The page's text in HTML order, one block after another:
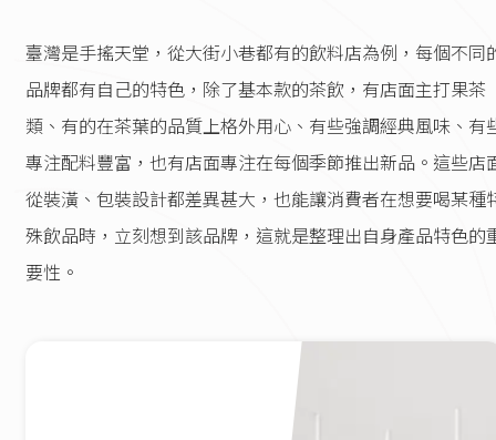
臺灣是手搖天堂，從大街小巷都有的飲料店為例，每個不同
品牌都有自己的特色，除了基本款的茶飲，有店面主打果茶
類、有的在茶葉的品質上格外用心、有些強調經典風味、有
專注配料豐富，也有店面專注在每個季節推出新品。這些店
從裝潢、包裝設計都差異甚大，也能讓消費者在想要喝某種
殊飲品時，立刻想到該品牌，這就是整理出自身產品特色的
要性。